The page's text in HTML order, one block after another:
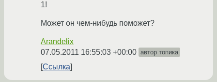
1!
Может он чем-нибудь поможет?
Arandelix
07.05.2011 16:55:03 +00:00 автор топика
Ссылка